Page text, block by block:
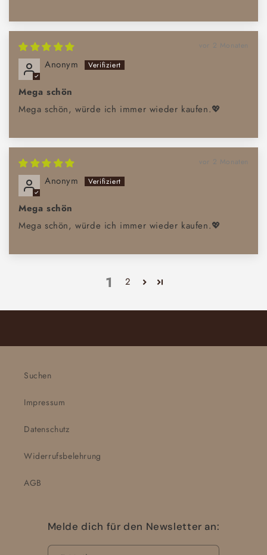
vor 2 Monaten
Anonym
Mega schön
Mega schön, würde ich immer wieder kaufen.💖
vor 2 Monaten
Anonym
Mega schön
Mega schön, würde ich immer wieder kaufen.💖
1 2
Suchen
Impressum
Datenschutz
Widerrufsbelehrung
AGB
Melde dich für den Newsletter an: